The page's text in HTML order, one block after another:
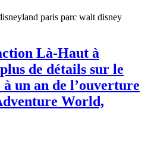
Là-Haut à
de détails sur le
un an de l’ouverture
World,